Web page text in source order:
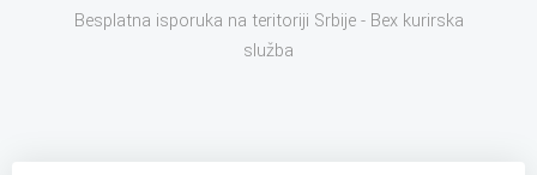
Besplatna isporuka na teritoriji Srbije - Bex kurirska
služba